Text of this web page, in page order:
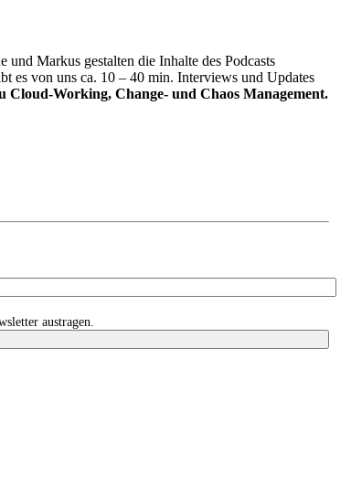
Markus gestalten die Inhalte des Podcasts
es von uns ca. 10 – 40 min. Interviews und Updates
Cloud-Working, Change- und Chaos Management.
austragen.